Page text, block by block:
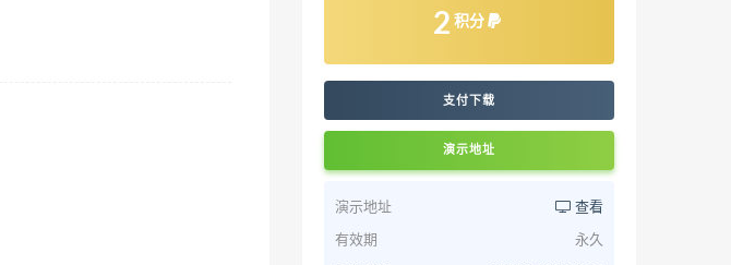
2 积分
支付下载
演示地址
演示地址 查看
有效期 永久